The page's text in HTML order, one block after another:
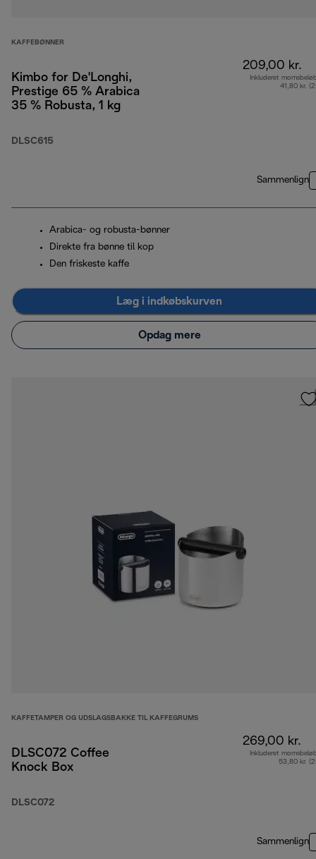
KAFFEBØNNER
Kimbo for De'Longhi,
Prestige 65 % Arabica
35 % Robusta, 1 kg
DLSC615
209,00 kr.
Inkluderet
41,80 kr.
Sammenlign
Arabica- og robusta-bønner
Direkte fra bønne til kop
Den friskeste kaffe
Læg i indkøbskurven
Opdag mere
KAFFETAMPER OG UDSLAGSBAKKE TIL KAFFEGRUMS
DLSC072 Coffee
Knock Box
DLSC072
269,00 kr.
Inkluderet
53,80 kr.
Sammenlign